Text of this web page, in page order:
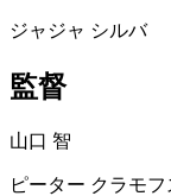
ジャジャ シルバ
監督
山口 智
ピーター クラモフ